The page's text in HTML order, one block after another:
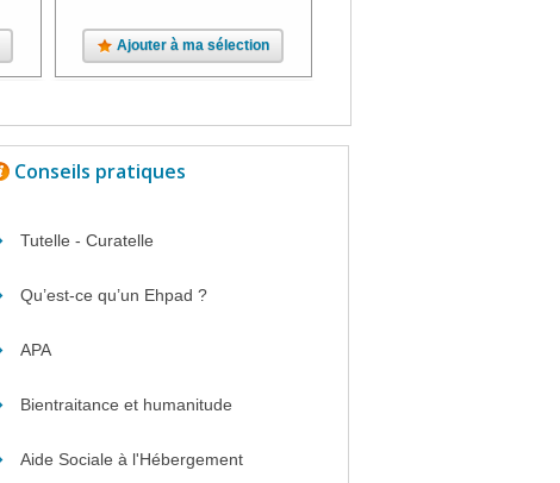
Ajouter à ma sélection
Conseils pratiques
Tutelle - Curatelle
Qu’est-ce qu’un Ehpad ?
APA
Bientraitance et humanitude
Aide Sociale à l'Hébergement